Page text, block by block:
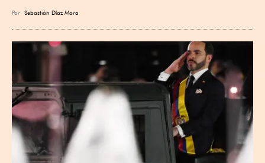
Por Sebastián Díaz Mora